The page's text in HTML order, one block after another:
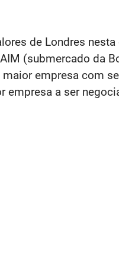
de Londres
(submercado da
empresa com
empresa a ser